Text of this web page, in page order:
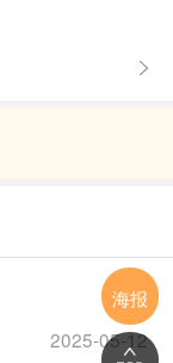
面议
2025-05-12
海报